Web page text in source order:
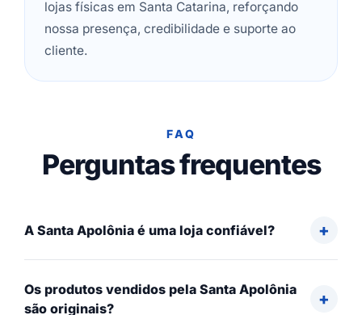
lojas físicas em Santa Catarina, reforçando
nossa presença, credibilidade e suporte ao
cliente.
FAQ
Perguntas frequentes
A Santa Apolônia é uma loja confiável?
Os produtos vendidos pela Santa Apolônia
são originais?